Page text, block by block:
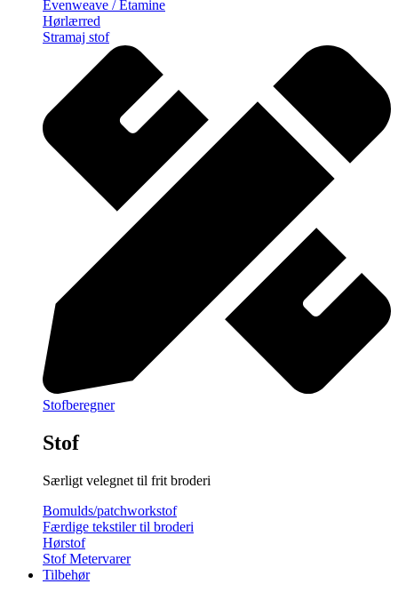
Evenweave / Etamine
Hørlærred
Stramaj stof
Stofberegner
Stof
Særligt velegnet til frit broderi
Bomulds/patchworkstof
Færdige tekstiler til broderi
Hørstof
Stof Metervarer
Tilbehør